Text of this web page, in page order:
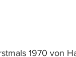
1970 von